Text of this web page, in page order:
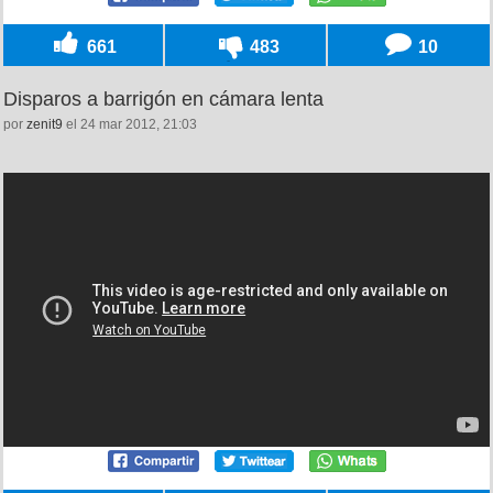
661 483 10
Disparos a barrigón en cámara lenta
por zenit9 el 24 mar 2012, 21:03